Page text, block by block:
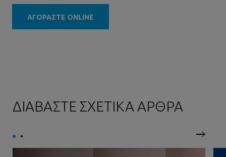
ΑΓΟΡΑΣΤΕ ONLINE
ΔΙΑΒΑΣΤΕ ΣΧΕΤΙΚΑ ΑΡΘΡΑ